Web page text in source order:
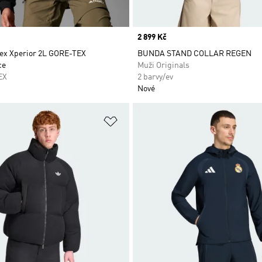
Xperior 2L GORE-TEX
Price
2 899 Kč
BUNDA STAND COLLAR REGEN
Muži Originals
2 barvy/ev
Nové
přání Přidat do seznamu přání